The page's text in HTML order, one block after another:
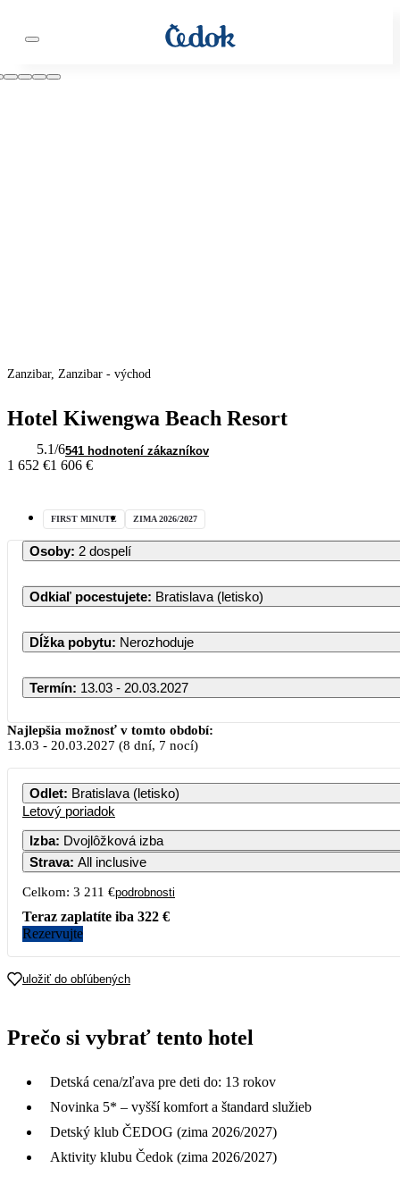
Zanzibar, Zanzibar - východ
Hotel Kiwengwa Beach Resort
5.1/6541 hodnotení zákazníkov
1 652 €1 606 €
FIRST MINUTE ZIMA 2026/2027
Osoby: 2 dospelí
Odkiaľ pocestujete: Bratislava (letisko)
Dĺžka pobytu: Nerozhoduje
Termín: 13.03 - 20.03.2027
Najlepšia možnosť v tomto období:
13.03 - 20.03.2027 (8 dní, 7 nocí)
Odlet: Bratislava (letisko)
Letový poriadok
Izba: Dvojlôžková izba
Strava: All inclusive
Celkom: 3 211 €podrobnosti
Teraz zaplatíte iba 322 €
Rezervujte
uložiť do obľúbených
Prečo si vybrať tento hotel
Detská cena/zľava pre deti do: 13 rokov
Novinka 5* – vyšší komfort a štandard služieb
Detský klub ČEDOG (zima 2026/2027)
Aktivity klubu Čedok (zima 2026/2027)